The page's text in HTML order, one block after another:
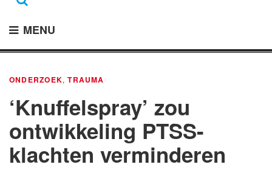
MENU
ONDERZOEK,TRAUMA
‘Knuffelspray’ zou
ontwikkeling PTSS-
klachten verminderen